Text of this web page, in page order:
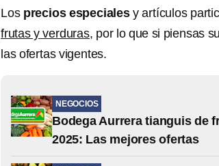
Los precios especialesy artículos
frutas y verduras, por lo que si piensas
las ofertas vigentes.
NEGOCIOS
Bodega Aurrera tianguis de
2025: Las mejores ofertas